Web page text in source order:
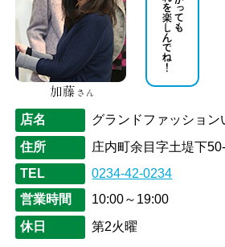
店名
グランドファッション
住所
庄内町余目字土堤下
TEL
0234-42-0234
営業時間
10:00～19:00
休日
第2火曜